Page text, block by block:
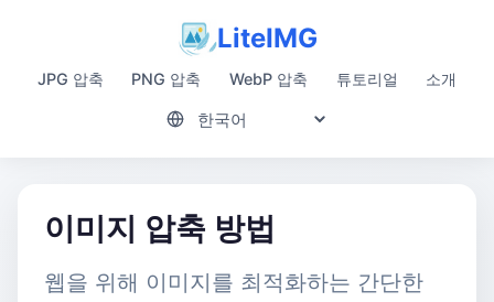
LiteIMG
JPG 압축 PNG 압축 WebP 압축 튜토리얼 소개
이미지 압축 방법
웹을 위해 이미지를 최적화하는 간단한